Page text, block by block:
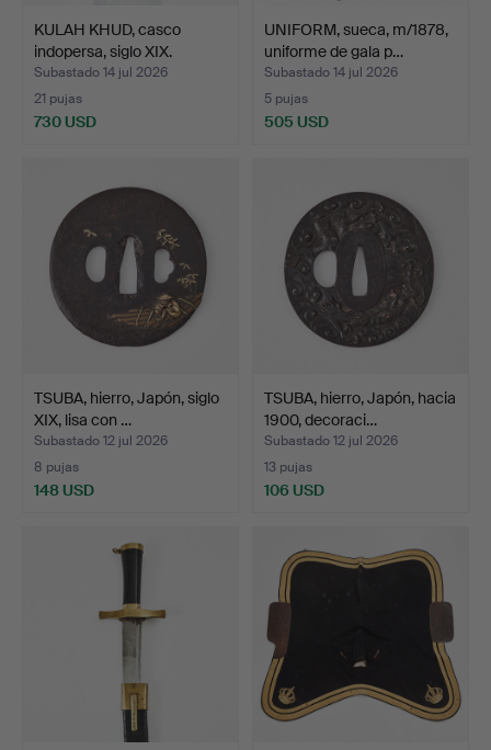
KULAH KHUD, casco
indopersa, siglo XIX.
Subastado 14 jul 2026
21 pujas
730 USD
UNIFORM, sueca, m/1878,
uniforme de gala p…
Subastado 14 jul 2026
5 pujas
505 USD
TSUBA, hierro, Japón, siglo
XIX, lisa con …
Subastado 12 jul 2026
8 pujas
148 USD
TSUBA, hierro, Japón, hacia
1900, decoraci…
Subastado 12 jul 2026
13 pujas
106 USD